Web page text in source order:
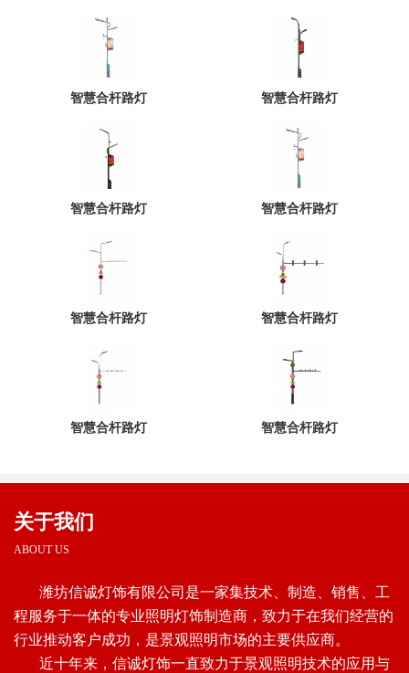
智慧合杆路灯 智慧合杆路灯
智慧合杆路灯 智慧合杆路灯
智慧合杆路灯 智慧合杆路灯
智慧合杆路灯 智慧合杆路灯
关于我们
ABOUT US
潍坊信诚灯饰有限公司是一家集技术、制造、销售、工
程服务于一体的专业照明灯饰制造商，致力于在我们经营的
行业推动客户成功，是景观照明市场的主要供应商。
近十年来，信诚灯饰一直致力于景观照明技术的应用与